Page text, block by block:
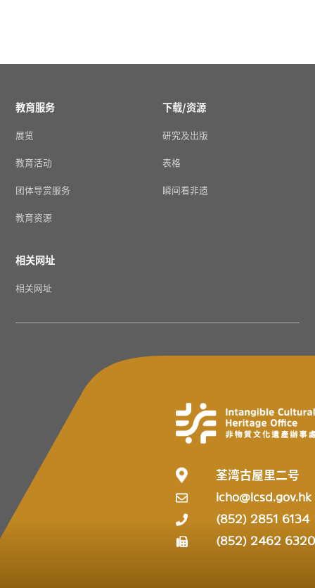
教育服务
展览
教育活动
团体导赏服务
教育资源
下载/资源
研究及出版
表格
瞬间看非遗
相关网址
相关网址
荃湾古屋里二号
icho@lcsd.gov.hk
(852) 2851 6134
(852) 2462